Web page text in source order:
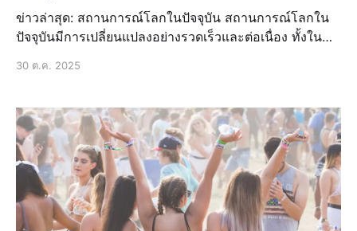
ข่าวล่าสุด: สถานการณ์โลกในปัจจุบัน สถานการณ์โลกใน
ปัจจุบันมีการเปลี่ยนแปลงอย่างรวดเร็วและต่อเนื่อง ทั้งใน
เลือกตั้ง การเปลี
30 ต.ค. 2025